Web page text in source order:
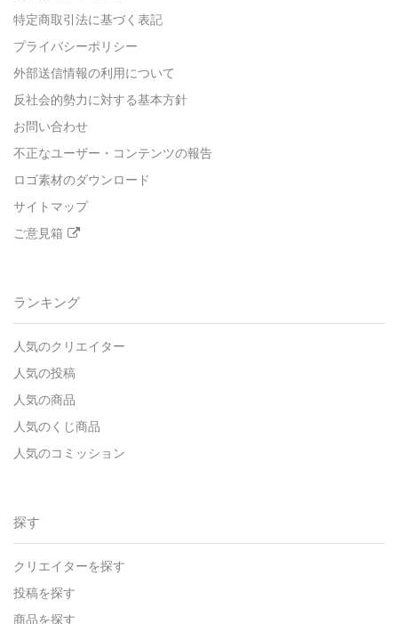
特定商取引法に基づく表記
プライバシーポリシー
外部送信情報の利用について
反社会的勢力に対する基本方針
お問い合わせ
不正なユーザー・コンテンツの報告
ロゴ素材のダウンロード
サイトマップ
ご意見箱
ランキング
人気のクリエイター
人気の投稿
人気の商品
人気のくじ商品
人気のコミッション
探す
クリエイターを探す
投稿を探す
商品を探す